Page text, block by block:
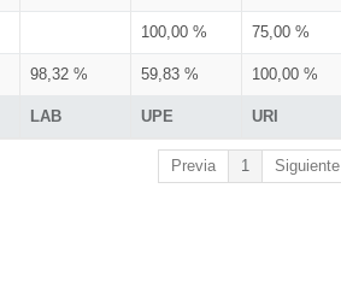
LAB UPE URI
100,00 % 75,00 %
98,32 % 59,83 % 100,00 %
Previa 1 Siguiente